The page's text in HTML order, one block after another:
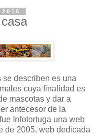
se describen es una
cuya finalidad es
mascotas y dar a
antecesor de la
Infotortuga una web
de 2005, web dedicada